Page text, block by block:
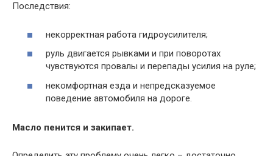
Последствия:
некорректная работа гидроусилителя;
руль двигается рывками и при поворотах
чувствуются провалы и перепады усилия на руле;
некомфортная езда и непредсказуемое
поведение автомобиля на дороге.
Масло пенится и закипает.